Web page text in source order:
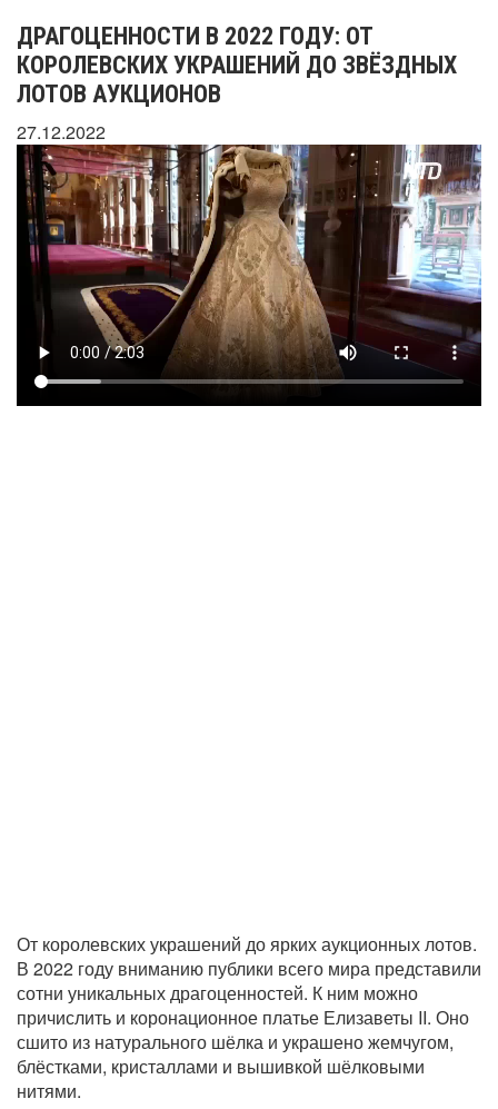
ДРАГОЦЕННОСТИ В 2022 ГОДУ: ОТ
КОРОЛЕВСКИХ УКРАШЕНИЙ ДО ЗВЁЗДНЫХ
ЛОТОВ АУКЦИОНОВ
27.12.2022
От королевских украшений до ярких аукционных лотов.
В 2022 году вниманию публики всего мира представили
сотни уникальных драгоценностей. К ним можно
причислить и коронационное платье Елизаветы II. Оно
сшито из натурального шёлка и украшено жемчугом,
блёстками, кристаллами и вышивкой шёлковыми
нитями.